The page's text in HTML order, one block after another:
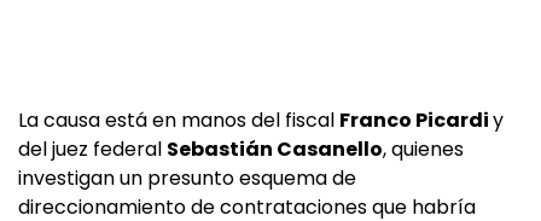
La causa está en manos del fiscal Franco Picardiy
del juez federal Sebastián Casanello, quienes
investigan un presunto esquema de
direccionamiento de contrataciones que habría